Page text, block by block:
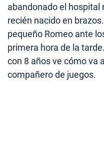
abandonado el hospital
recién nacido en
pequeño Romeo ante
primera hora de la
con 8 años ve cómo va
compañero de juegos.